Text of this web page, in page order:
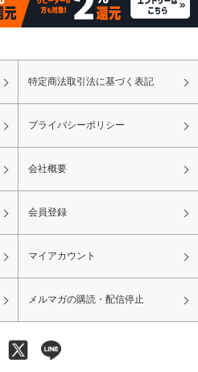
特定商法取引法に基づく表記
プライバシーポリシー
会社概要
会員登録
マイアカウント
メルマガの購読・配信停止